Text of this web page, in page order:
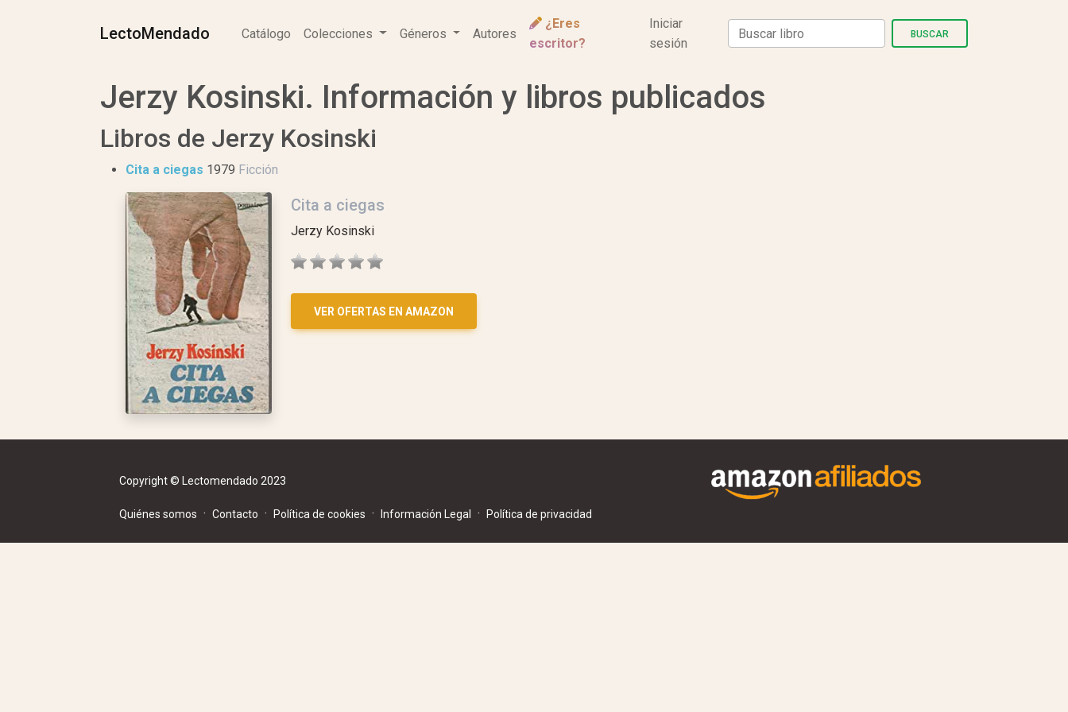
LectoMendado Catálogo Colecciones Géneros Autores
¿Eres
escritor?
Iniciar
sesión
BUSCAR
Jerzy Kosinski. Información y libros publicados
Libros de Jerzy Kosinski
Cita a ciegas 1979 Ficción
Cita a ciegas
Jerzy Kosinski
VER OFERTAS EN AMAZON
Copyright © Lectomendado 2023
Quiénes somos · Contacto · Política de cookies · Información Legal · Política de privacidad